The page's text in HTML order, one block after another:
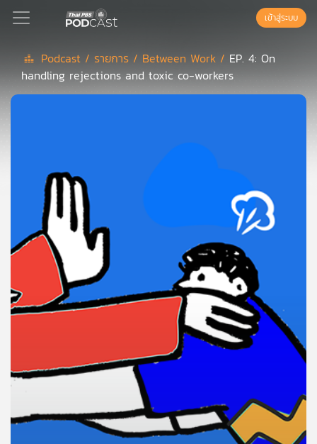
Podcast
เพล
ย์
สต์
ของ
เพลง
บทความ
เข้าสู่ระบบ
Podcast / รายการ / Between Work / EP. 4: On
handling rejections and toxic co-workers